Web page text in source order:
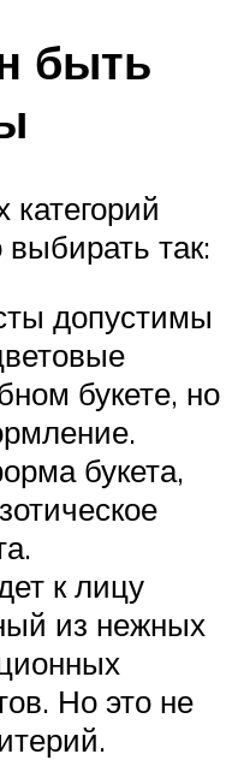
быть
так:
допустимы
букете, но
букета,
к лицу
из нежных
Но это не